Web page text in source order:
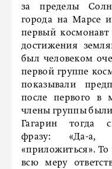
за пределы
города на Марсе
первый
достижения
был человеком
первой группе
показывали
после первого в
члены группы были
Гагарин тогда
фразу: «Да-а,
«приложиться».
всю меру